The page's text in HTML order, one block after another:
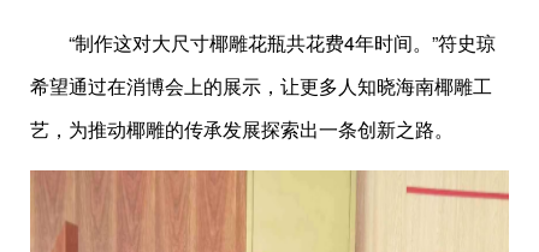
“制作这对大尺寸椰雕花瓶共花费4年时间。”符史琼
希望通过在消博会上的展示，让更多人知晓海南椰雕工
艺，为推动椰雕的传承发展探索出一条创新之路。